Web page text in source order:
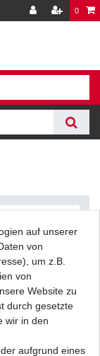
0
FA084TT Standard
auf unserer
von
um z.B.
von
Website zu
durch gesetzte
wir in den
aufgrund eines